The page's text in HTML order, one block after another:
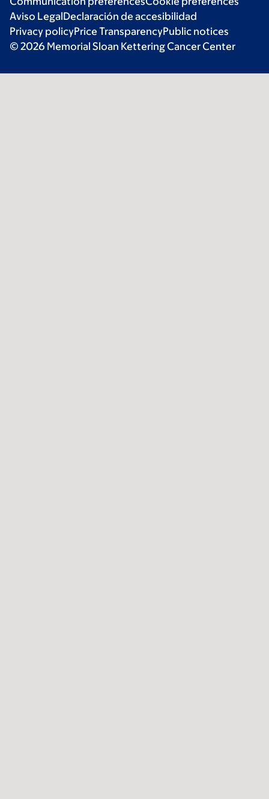
Aviso LegalDeclaración de accesibilidad
Privacy policyPrice TransparencyPublic notices
© 2026 Memorial Sloan Kettering Cancer Center